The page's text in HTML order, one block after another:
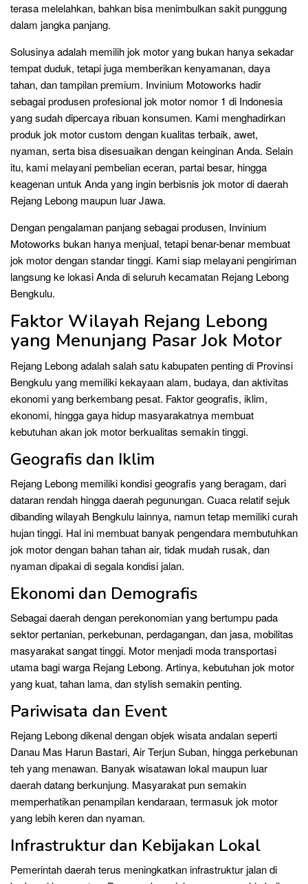
terasa melelahkan, bahkan bisa menimbulkan sakit punggung
dalam jangka panjang.
Solusinya adalah memilih jok motor yang bukan hanya sekadar
tempat duduk, tetapi juga memberikan kenyamanan, daya
tahan, dan tampilan premium. Invinium Motoworks hadir
sebagai produsen profesional jok motor nomor 1 di Indonesia
yang sudah dipercaya ribuan konsumen. Kami menghadirkan
produk jok motor custom dengan kualitas terbaik, awet,
nyaman, serta bisa disesuaikan dengan keinginan Anda. Selain
itu, kami melayani pembelian eceran, partai besar, hingga
keagenan untuk Anda yang ingin berbisnis jok motor di daerah
Rejang Lebong maupun luar Jawa.
Dengan pengalaman panjang sebagai produsen, Invinium
Motoworks bukan hanya menjual, tetapi benar-benar membuat
jok motor dengan standar tinggi. Kami siap melayani pengiriman
langsung ke lokasi Anda di seluruh kecamatan Rejang Lebong
Bengkulu.
Faktor Wilayah Rejang Lebong
yang Menunjang Pasar Jok Motor
Rejang Lebong adalah salah satu kabupaten penting di Provinsi
Bengkulu yang memiliki kekayaan alam, budaya, dan aktivitas
ekonomi yang berkembang pesat. Faktor geografis, iklim,
ekonomi, hingga gaya hidup masyarakatnya membuat
kebutuhan akan jok motor berkualitas semakin tinggi.
Geografis dan Iklim
Rejang Lebong memiliki kondisi geografis yang beragam, dari
dataran rendah hingga daerah pegunungan. Cuaca relatif sejuk
dibanding wilayah Bengkulu lainnya, namun tetap memiliki curah
hujan tinggi. Hal ini membuat banyak pengendara membutuhkan
jok motor dengan bahan tahan air, tidak mudah rusak, dan
nyaman dipakai di segala kondisi jalan.
Ekonomi dan Demografis
Sebagai daerah dengan perekonomian yang bertumpu pada
sektor pertanian, perkebunan, perdagangan, dan jasa, mobilitas
masyarakat sangat tinggi. Motor menjadi moda transportasi
utama bagi warga Rejang Lebong. Artinya, kebutuhan jok motor
yang kuat, tahan lama, dan stylish semakin penting.
Pariwisata dan Event
Rejang Lebong dikenal dengan objek wisata andalan seperti
Danau Mas Harun Bastari, Air Terjun Suban, hingga perkebunan
teh yang menawan. Banyak wisatawan lokal maupun luar
daerah datang berkunjung. Masyarakat pun semakin
memperhatikan penampilan kendaraan, termasuk jok motor
yang lebih keren dan nyaman.
Infrastruktur dan Kebijakan Lokal
Pemerintah daerah terus meningkatkan infrastruktur jalan di